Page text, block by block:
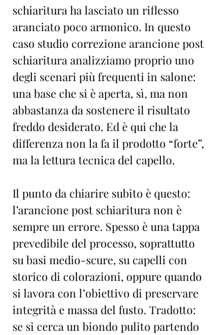
schiaritura ha lasciato un riflesso
aranciato poco armonico. In questo
caso studio correzione arancione post
schiaritura analizziamo proprio uno
degli scenari più frequenti in salone:
una base che si è aperta, sì, ma non
abbastanza da sostenere il risultato
freddo desiderato. Ed è qui che la
differenza non la fa il prodotto “forte”,
ma la lettura tecnica del capello.
Il punto da chiarire subito è questo:
l’arancione post schiaritura non è
sempre un errore. Spesso è una tappa
prevedibile del processo, soprattutto
su basi medio-scure, su capelli con
storico di colorazioni, oppure quando
si lavora con l’obiettivo di preservare
integrità e massa del fusto. Tradotto:
se si cerca un biondo pulito partendo